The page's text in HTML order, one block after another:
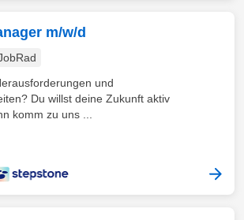
m/w/d
und
Du willst deine Zukunft aktiv
komm zu uns ...